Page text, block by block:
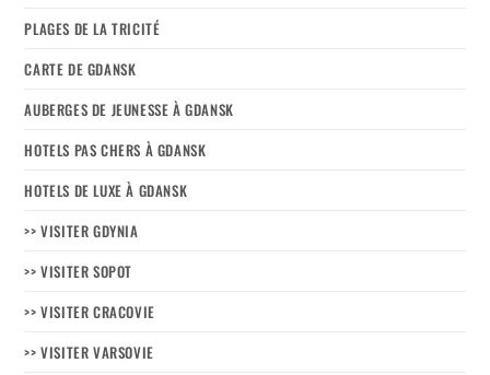
PLAGES DE LA TRICITÉ
CARTE DE GDANSK
AUBERGES DE JEUNESSE À GDANSK
HOTELS PAS CHERS À GDANSK
HOTELS DE LUXE À GDANSK
>> VISITER GDYNIA
>> VISITER SOPOT
>> VISITER CRACOVIE
>> VISITER VARSOVIE